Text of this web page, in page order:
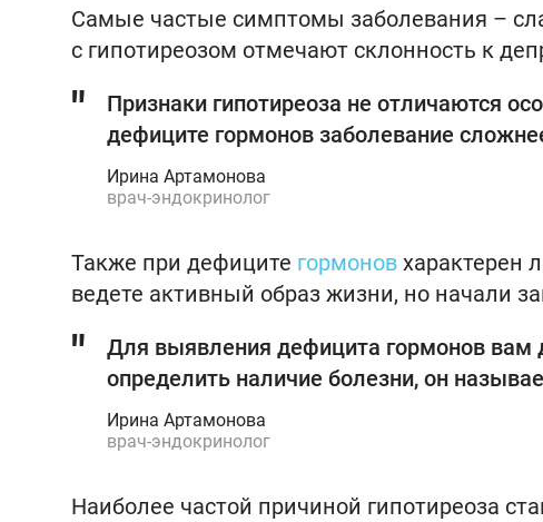
Самые частые симптомы заболевания –
с гипотиреозом отмечают склонность к
Признаки гипотиреоза не отличаются
дефиците гормонов заболевание
Ирина Артамонова
врач-эндокринолог
Также при дефиците гормонов характерен
ведете активный образ жизни, но начали
Для выявления дефицита гормонов вам
определить наличие болезни, он
Ирина Артамонова
врач-эндокринолог
Наиболее частой причиной гипотиреоза